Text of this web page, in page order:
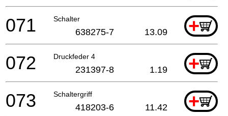
Schalter +
071 638275-7 13.09
Druckfeder 4 +
072 231397-8 1.19
Schaltergriff +
073 418203-6 11.42